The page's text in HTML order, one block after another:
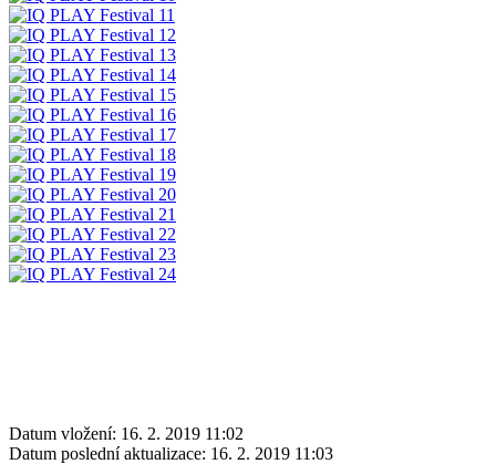
Datum vložení: 16. 2. 2019 11:02
Datum poslední aktualizace: 16. 2. 2019 11:03